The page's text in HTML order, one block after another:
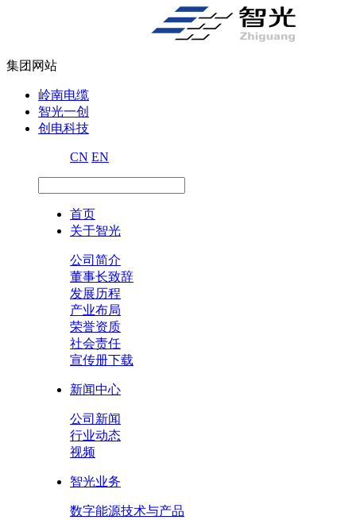
集团网站
岭南电缆
智光一创
创电科技
CN EN
首页
关于智光
公司简介
董事长致辞
发展历程
产业布局
荣誉资质
社会责任
宣传册下载
新闻中心
公司新闻
行业动态
视频
智光业务
数字能源技术与产品